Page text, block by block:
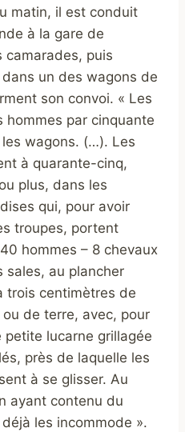
matin, il est conduit
à la gare de
camarades, puis
un des wagons de
son convoi. « Les
hommes par cinquante
wagons. (…). Les
à quarante-cinq,
plus, dans les
qui, pour avoir
troupes, portent
hommes – 8 chevaux
sales, au plancher
trois centimètres de
de terre, avec, pour
lucarne grillagée
près de laquelle les
à se glisser. Au
ayant contenu du
les incommode ».